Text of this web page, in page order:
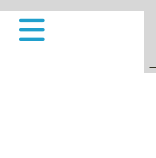
Saltar